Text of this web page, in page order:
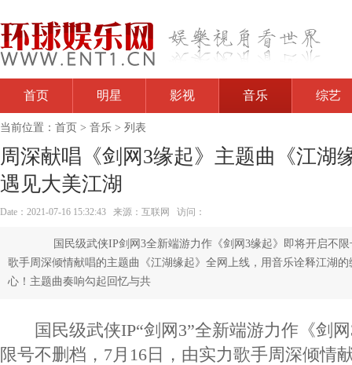
首页 明星 影视 音乐 综艺
当前位置： 首页 > 音乐 > 列表
周深献唱《剑网3缘起》主题曲《江湖
遇见大美江湖
Date：2021-07-16 15:32:43 来源：互联网 访问：
国民级武侠IP剑网3全新端游力作《剑网3缘起》即将开启不限
歌手周深倾情献唱的主题曲《江湖缘起》全网上线，用音乐诠释江湖
心！主题曲奏响勾起回忆与共
国民级武侠IP“剑网3”全新端游力作《剑网
限号不删档，7月16日，由实力歌手周深倾情